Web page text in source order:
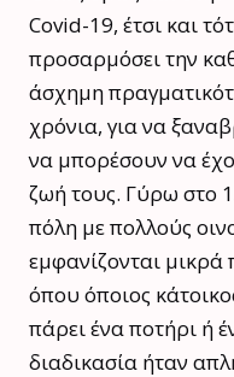
Covid-19, έτσι και
προσαρμόσει την
άσχημη
χρόνια, για να
να μπορέσουν να
ζωή τους. Γύρω στο
πόλη με πολλούς
εμφανίζονται
όπου όποιος
πάρει ένα ποτήρι ή
διαδικασία ήταν